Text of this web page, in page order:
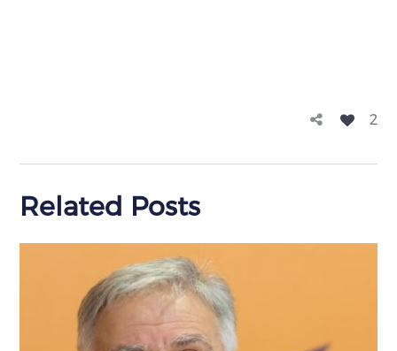
2
Related Posts